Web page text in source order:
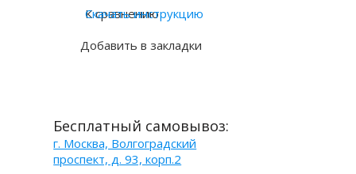
К сравнению
Добавить в закладки
Скачать инструкцию
Бесплатный самовывоз:
г. Москва, Волгоградский
проспект, д. 93, корп.2